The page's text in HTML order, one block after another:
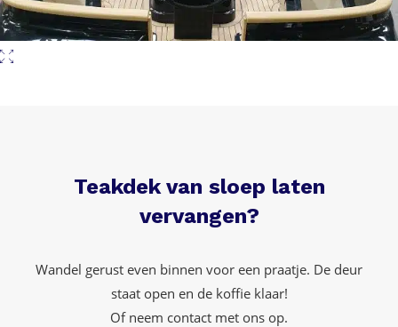
Teakdek van sloep laten
vervangen?
Wandel gerust even binnen voor een praatje. De deur
staat open en de koffie klaar!
Of neem contact met ons op.